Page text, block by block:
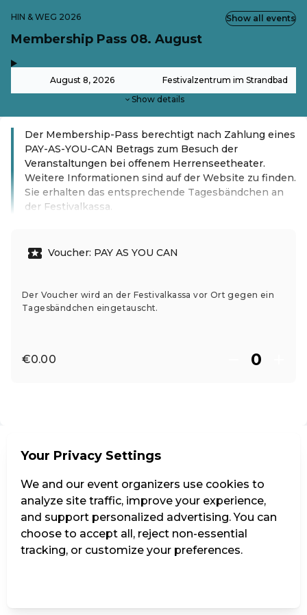
HIN & WEG 2026
Membership Pass 08. August
August 8, 2026 Festivalzentrum im Strandbad
Show details
Show all events
Der Membership-Pass berechtigt nach Zahlung eines
PAY-AS-YOU-CAN Betrags zum Besuch der
Veranstaltungen bei offenem Herrenseetheater.
Weitere Informationen sind auf der Website zu finden.
Sie erhalten das entsprechende Tagesbändchen an
der Festivalkassa.
Voucher: PAY AS YOU CAN
Der Voucher wird an der Festivalkassa vor Ort gegen ein
Tagesbändchen eingetauscht.
€0.00
Your Privacy Settings
We and our event organizers use cookies to
analyze site traffic, improve your experience,
and support personalized advertising. You can
choose to accept all, reject non-essential
tracking, or customize your preferences.